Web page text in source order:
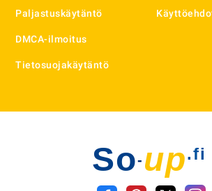
Paljastuskäytäntö
DMCA-ilmoitus
Tietosuojakäytäntö
So- up.fi